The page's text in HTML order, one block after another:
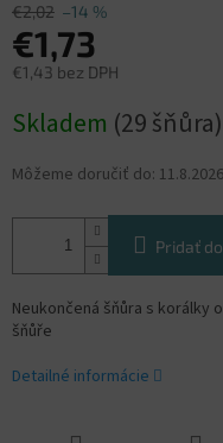
€2,02 –14 %
€1,73
€1,43 bez DPH
cena:
Skladem (29 šňůra)
Môžeme doručiť do: 11.8.2026
Pridať
Neukončená šňůra s korálky
šňůře
Detailné informácie